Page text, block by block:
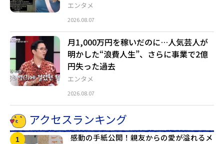
エンタメ
2026.08.07
エンタメ
月1,000万円を稼いだのに…人気芸人が
明かした“浪費人生”、さらに事業で2億
円失った過去
2026.08.07
アクセスランキング
感動の手紙公開！親友からの愛が溢れるメ